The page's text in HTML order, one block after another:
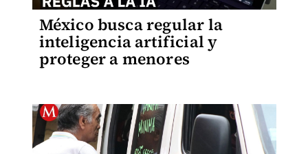
México busca regular la
inteligencia artificial y
proteger a menores